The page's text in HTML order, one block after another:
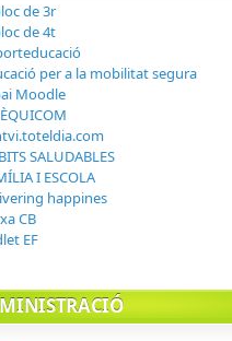
de 3r
de 4t
per a la mobilitat segura
Moodle
SALUDABLES
I ESCOLA
happines
CB
EF